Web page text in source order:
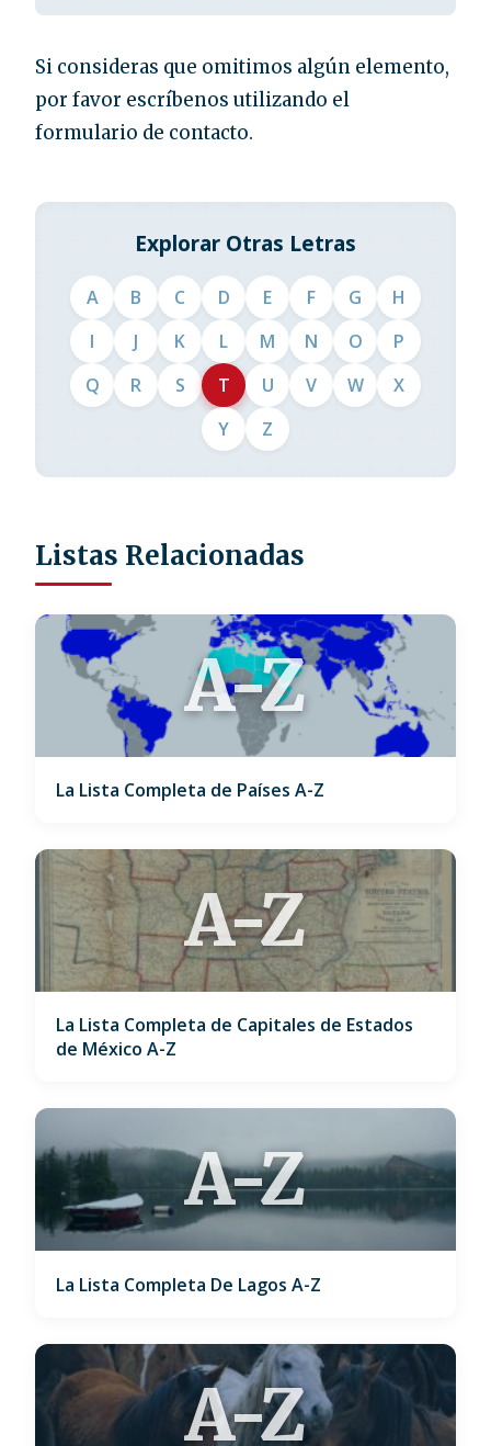
Si consideras que omitimos algún elemento,
por favor escríbenos utilizando el
formulario de contacto.
Explorar Otras Letras
A B C D E F G
H
I
J K L M N O
P
Q
R S T U V W
X
Y
Z
Listas Relacionadas
A-Z
La Lista Completa de Países A-Z
A-Z
La Lista Completa de Capitales de Estados
de México A-Z
A-Z
La Lista Completa De Lagos A-Z
A-Z